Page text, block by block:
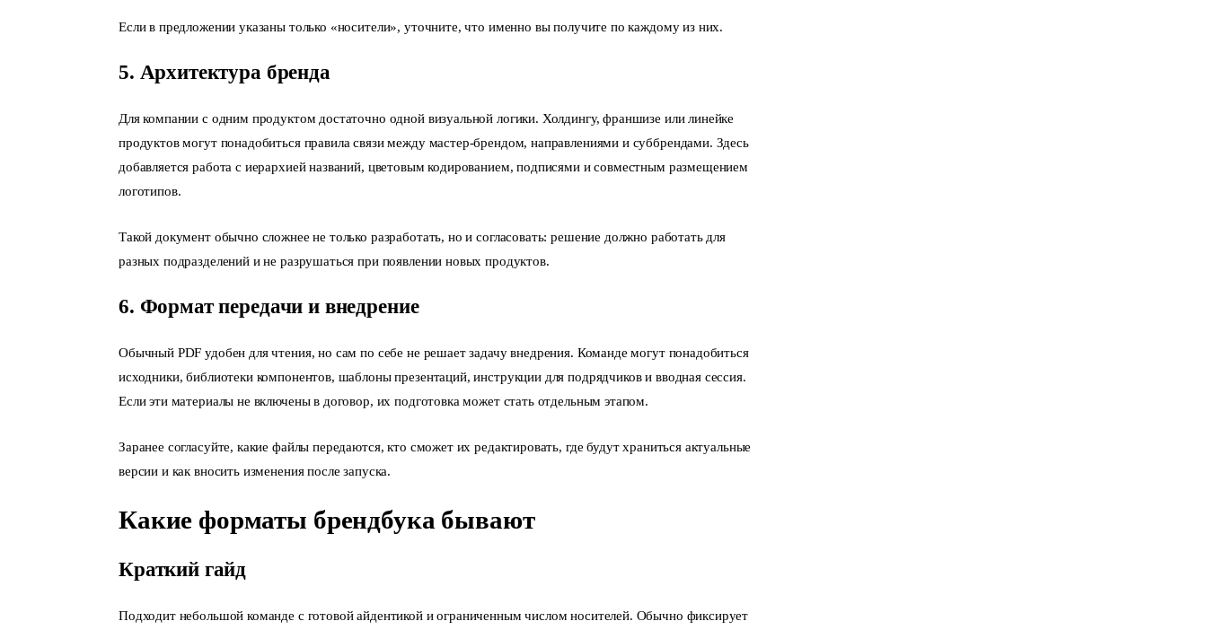
Если в предложении указаны только «носители», уточните, что именно вы получите по каждому из них.
5. Архитектура бренда
Для компании с одним продуктом достаточно одной визуальной логики. Холдингу, франшизе или линейке
продуктов могут понадобиться правила связи между мастер-брендом, направлениями и суббрендами. Здесь
добавляется работа с иерархией названий, цветовым кодированием, подписями и совместным размещением
логотипов.
Такой документ обычно сложнее не только разработать, но и согласовать: решение должно работать для
разных подразделений и не разрушаться при появлении новых продуктов.
6. Формат передачи и внедрение
Обычный PDF удобен для чтения, но сам по себе не решает задачу внедрения. Команде могут понадобиться
исходники, библиотеки компонентов, шаблоны презентаций, инструкции для подрядчиков и вводная сессия.
Если эти материалы не включены в договор, их подготовка может стать отдельным этапом.
Заранее согласуйте, какие файлы передаются, кто сможет их редактировать, где будут храниться актуальные
версии и как вносить изменения после запуска.
Какие форматы брендбука бывают
Краткий гайд
Подходит небольшой команде с готовой айдентикой и ограниченным числом носителей. Обычно фиксирует